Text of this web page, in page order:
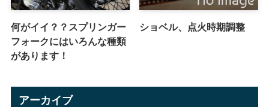
何がイイ？？スプリンガー
フォークにはいろんな種類
があります！
ショベル、点火時期調整
アーカイブ